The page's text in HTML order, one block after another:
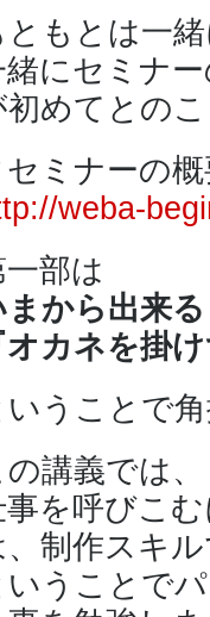
ともとは一
緒にセミナ
初めてとの
ミナーの
weba-
一部は
まから出来
オカネを掛
いうことで
の講義では、
事を呼びこ
、制作スキ
いうことで